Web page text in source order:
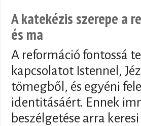
A katekézis szerepe a
és ma
A reformáció fontossá
kapcsolatot Istennel,
tömegből, és egyéni
identitásáért. Ennek
beszélgetése arra